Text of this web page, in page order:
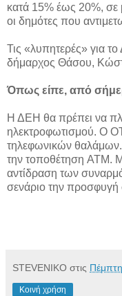
κατά 15% έως 20%, σε
οι δημότες που
Τις «λυπητερές» για
δήμαρχος Θάσου,
Όπως είπε, από
Η ΔΕΗ θα πρέπει να
ηλεκτροφωτισμού. Ο
τηλεφωνικών
την τοποθέτηση ATM.
αντίδραση των
σενάριο την προσφυγή
STEVENIKO στις
Κοινή χρήση